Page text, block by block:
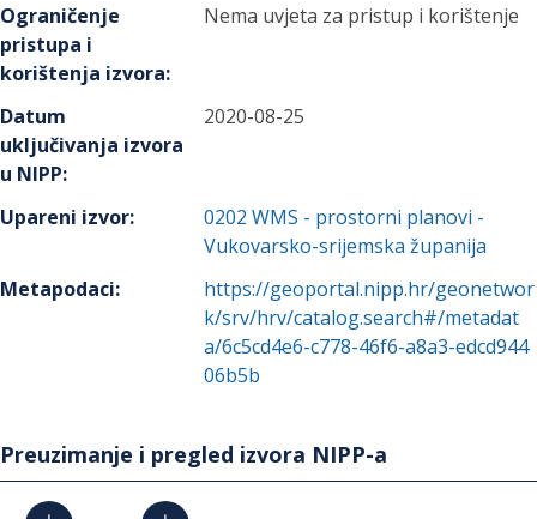
Ograničenje
pristupa i
korištenja izvora:
Nema uvjeta za pristup i korištenje
Datum
uključivanja izvora
u NIPP:
2020-08-25
Upareni izvor: 0202 WMS - prostorni planovi -
Vukovarsko-srijemska županija
Metapodaci:
https://geoportal.nipp.hr/geonetwor
k/srv/hrv/catalog.search#/metadat
a/6c5cd4e6-c778-46f6-a8a3-edcd944
06b5b
Preuzimanje i pregled izvora NIPP-a